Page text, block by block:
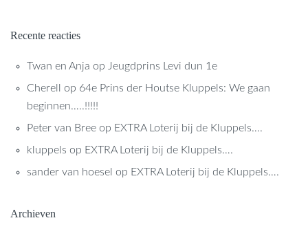
Recente reacties
Twan en Anja op Jeugdprins Levi dun 1e
Cherell
op 64e Prins der Houtse Kluppels: We gaan
beginnen…..!!!!!
Peter van Bree op EXTRA Loterij bij de Kluppels….
kluppels op EXTRA Loterij bij de Kluppels….
sander van hoesel op EXTRA Loterij bij de Kluppels….
Archieven